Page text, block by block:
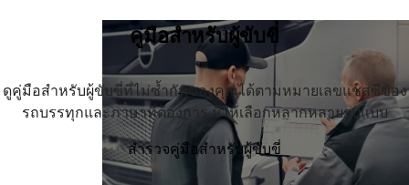
คู่มือสำหรับผู้ขับขี่
ดูคู่มือสำหรับผู้ขับขี่ที่ไม่ซ้ำกันของคุณได้ตามหมายเลขแชสซีของ
รถบรรทุกและภาษาที่ต้องการ มีให้เลือกหลากหลายรูปแบบ
สำรวจคู่มือสำหรับผู้ขับขี่